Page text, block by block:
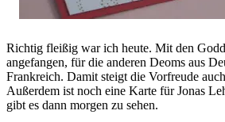
Richtig fleißig war ich heute. Mit den
angefangen, für die anderen Deoms aus
Frankreich. Damit steigt die Vorfreude
Außerdem ist noch eine Karte für Jonas
gibt es dann morgen zu sehen.